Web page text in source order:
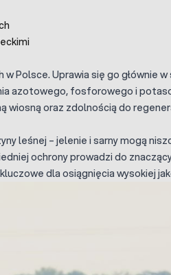
Polsce. Uprawia się go głównie
azotowego, fosforowego i
wiosną oraz zdolnością do
leśnej – jelenie i sarny mogą
ochrony prowadzi do
dla osiągnięcia wysokiej